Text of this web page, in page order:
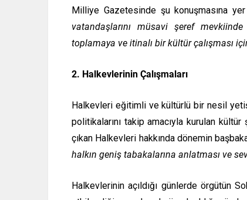
Milliye Gazetesinde şu konuşmasına
vatandaşlarını müsavi şeref
toplamaya ve itinalı bir kültür çalışması
2. Halkevlerinin Çalışmaları
Halkevleri eğitimli ve kültürlü bir nesil
politikalarını takip amacıyla kurulan kültür
çıkan Halkevleri hakkında dönemin
halkın geniş tabakalarına anlatması ve
Halkevlerinin açıldığı günlerde örgütün